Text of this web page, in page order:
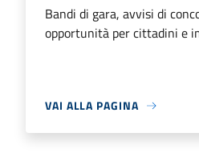
Bandi di gara, avvisi di
opportunità per cittadini e
VAI ALLA PAGINA